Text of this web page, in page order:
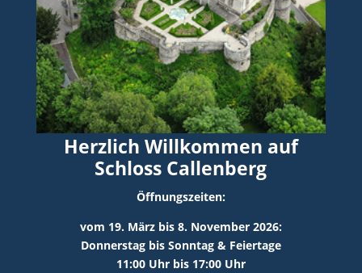
Herzlich Willkommen auf
Schloss Callenberg
Öffnungszeiten:
vom 19. März bis 8. November 2026:
Donnerstag bis Sonntag & Feiertage
11:00 Uhr bis 17:00 Uhr